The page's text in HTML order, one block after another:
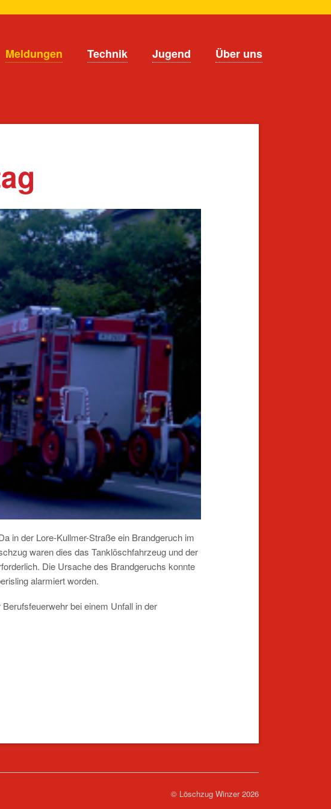
Meldungen Technik Jugend Über uns
in der Lore-Kullmer-Straße ein Brandgeruch im
waren dies das Tanklöschfahrzeug und der
Die Ursache des Brandgeruchs konnte
alarmiert worden.
bei einem Unfall in der
© Löschzug Winzer 2026